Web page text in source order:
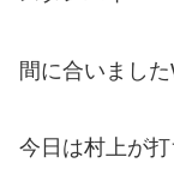
間に合いまし
今日は村上が打